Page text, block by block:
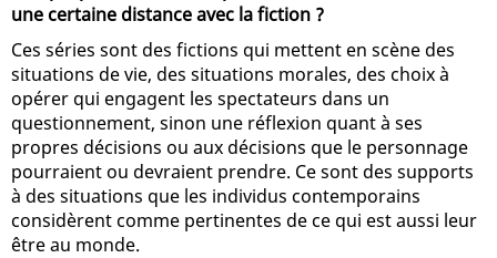
une certaine distance avec la fiction ?
Ces séries sont des fictions qui mettent en scène des
situations de vie, des situations morales, des choix à
opérer qui engagent les spectateurs dans un
questionnement, sinon une réflexion quant à ses
propres décisions ou aux décisions que le personnage
pourraient ou devraient prendre. Ce sont des supports
à des situations que les individus contemporains
considèrent comme pertinentes de ce qui est aussi leur
être au monde.